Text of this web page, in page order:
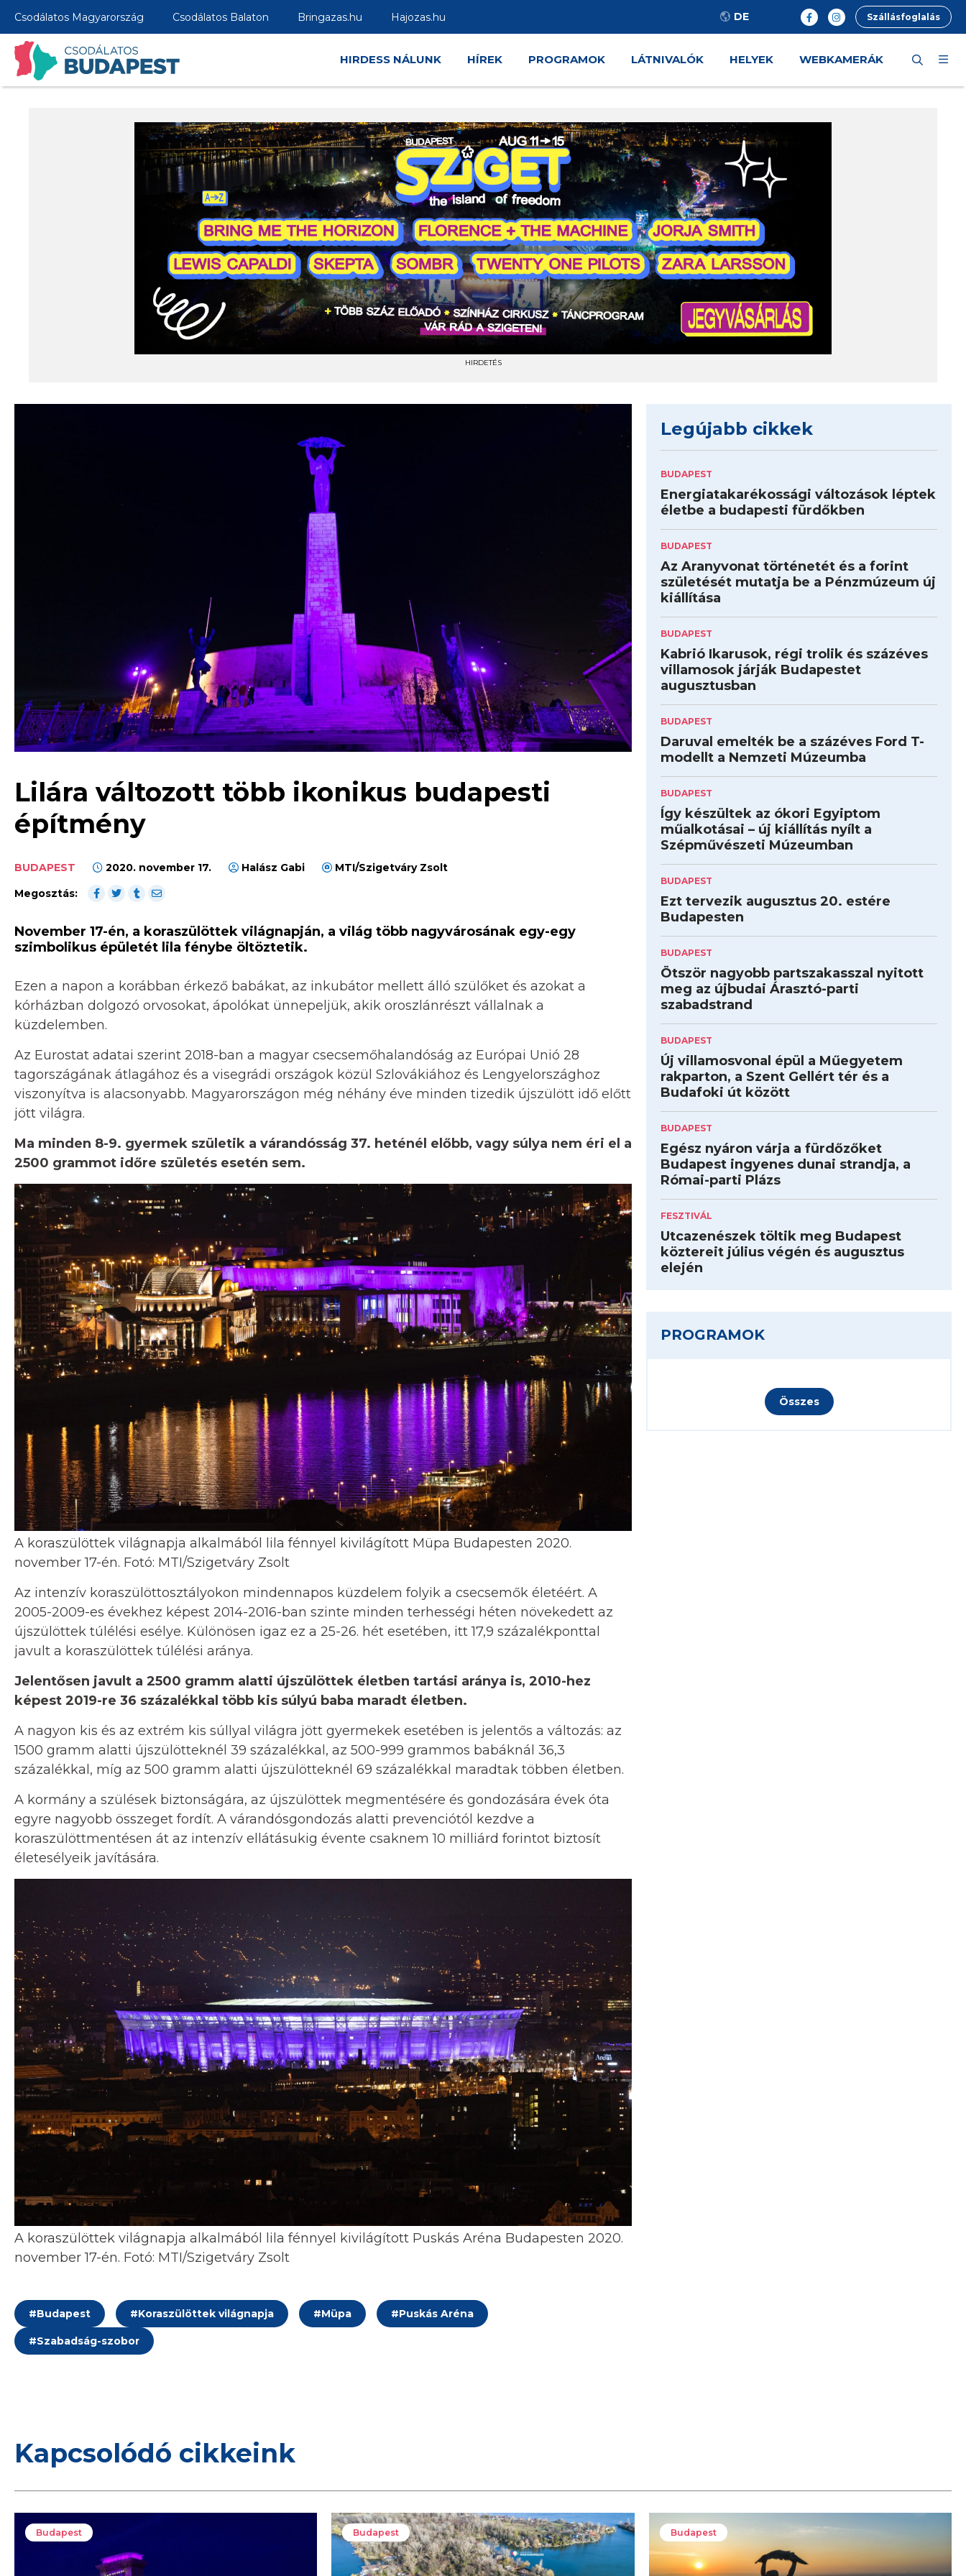
Csodálatos Magyarország Csodálatos Balaton Bringazas.hu Hajozas.hu DE Szállásfoglalás
HIRDESS NÁLUNK HÍREK PROGRAMOK LÁTNIVALÓK HELYEK WEBKAMERÁK
HIRDETÉS
Lilára változott több ikonikus budapesti
építmény
BUDAPEST 2020. november 17. Halász Gabi
MTI/Szigetváry Zsolt
Megosztás:
November 17-én, a koraszülöttek világnapján, a világ több nagyvárosának egy-egy
szimbolikus épületét lila fénybe öltöztetik.
Ezen a napon a korábban érkező babákat, az inkubátor mellett álló szülőket és azokat a
kórházban dolgozó orvosokat, ápolókat ünnepeljük, akik oroszlánrészt vállalnak a
küzdelemben.
Az Eurostat adatai szerint 2018-ban a magyar csecsemőhalandóság az Európai Unió 28
tagországának átlagához és a visegrádi országok közül Szlovákiához és Lengyelországhoz
viszonyítva is alacsonyabb. Magyarországon még néhány éve minden tizedik újszülött idő előtt
jött világra.
Ma minden 8-9. gyermek születik a várandósság 37. heténél előbb, vagy súlya nem éri el a
2500 grammot időre születés esetén sem.
A koraszülöttek világnapja alkalmából lila fénnyel kivilágított Müpa Budapesten 2020.
november 17-én. Fotó: MTI/Szigetváry Zsolt
Az intenzív koraszülöttosztályokon mindennapos küzdelem folyik a csecsemők életéért. A
2005-2009-es évekhez képest 2014-2016-ban szinte minden terhességi héten növekedett az
újszülöttek túlélési esélye. Különösen igaz ez a 25-26. hét esetében, itt 17,9 százalékponttal
javult a koraszülöttek túlélési aránya.
Jelentősen javult a 2500 gramm alatti újszülöttek életben tartási aránya is, 2010-hez
képest 2019-re 36 százalékkal több kis súlyú baba maradt életben.
A nagyon kis és az extrém kis súllyal világra jött gyermekek esetében is jelentős a változás: az
1500 gramm alatti újszülötteknél 39 százalékkal, az 500-999 grammos babáknál 36,3
százalékkal, míg az 500 gramm alatti újszülötteknél 69 százalékkal maradtak többen életben.
A kormány a szülések biztonságára, az újszülöttek megmentésére és gondozására évek óta
egyre nagyobb összeget fordít. A várandósgondozás alatti prevenciótól kezdve a
koraszülöttmentésen át az intenzív ellátásukig évente csaknem 10 milliárd forintot biztosít
életesélyeik javítására.
A koraszülöttek világnapja alkalmából lila fénnyel kivilágított Puskás Aréna Budapesten 2020.
november 17-én. Fotó: MTI/Szigetváry Zsolt
#Budapest #Koraszülöttek világnapja #Müpa #Puskás Aréna
#Szabadság-szobor
Legújabb cikkek
BUDAPEST
Energiatakarékossági változások léptek
életbe a budapesti fürdőkben
BUDAPEST
Az Aranyvonat történetét és a forint
születését mutatja be a Pénzmúzeum új
kiállítása
BUDAPEST
Kabrió Ikarusok, régi trolik és százéves
villamosok járják Budapestet
augusztusban
BUDAPEST
Daruval emelték be a százéves Ford T-
modellt a Nemzeti Múzeumba
BUDAPEST
Így készültek az ókori Egyiptom
műalkotásai – új kiállítás nyílt a
Szépművészeti Múzeumban
BUDAPEST
Ezt tervezik augusztus 20. estére
Budapesten
BUDAPEST
Ötször nagyobb partszakasszal nyitott
meg az újbudai Árasztó-parti
szabadstrand
BUDAPEST
Új villamosvonal épül a Műegyetem
rakparton, a Szent Gellért tér és a
Budafoki út között
BUDAPEST
Egész nyáron várja a fürdőzőket
Budapest ingyenes dunai strandja, a
Római-parti Plázs
FESZTIVÁL
Utcazenészek töltik meg Budapest
köztereit július végén és augusztus
elején
PROGRAMOK
Összes
Kapcsolódó cikkeink
Budapest Budapest Budapest